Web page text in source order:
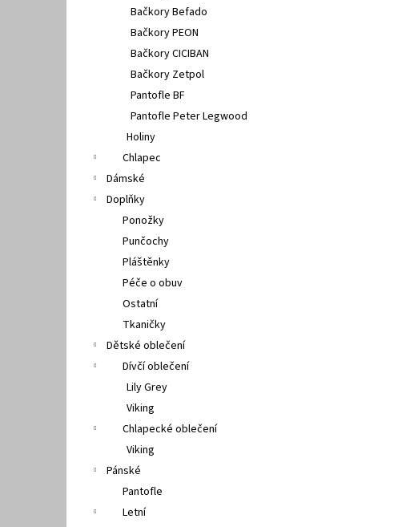
Bačkory Befado
Bačkory PEON
Bačkory CICIBAN
Bačkory Zetpol
Pantofle BF
Pantofle Peter Legwood
Holiny
Chlapec
Dámské
Doplňky
Ponožky
Punčochy
Pláštěnky
Péče o obuv
Ostatní
Tkaničky
Dětské oblečení
Dívčí oblečení
Lily Grey
Viking
Chlapecké oblečení
Viking
Pánské
Pantofle
Letní